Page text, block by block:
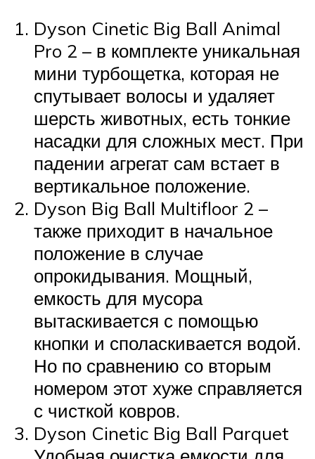
Dyson Cinetic Big Ball Animal
Pro 2 – в комплекте уникальная
мини турбощетка, которая не
спутывает волосы и удаляет
шерсть животных, есть тонкие
насадки для сложных мест. При
падении агрегат сам встает в
вертикальное положение.
Dyson Big Ball Multifloor 2 –
также приходит в начальное
положение в случае
опрокидывания. Мощный,
емкость для мусора
вытаскивается с помощью
кнопки и споласкивается водой.
Но по сравнению со вторым
номером этот хуже справляется
с чисткой ковров.
Dyson Cinetic Big Ball Parquet